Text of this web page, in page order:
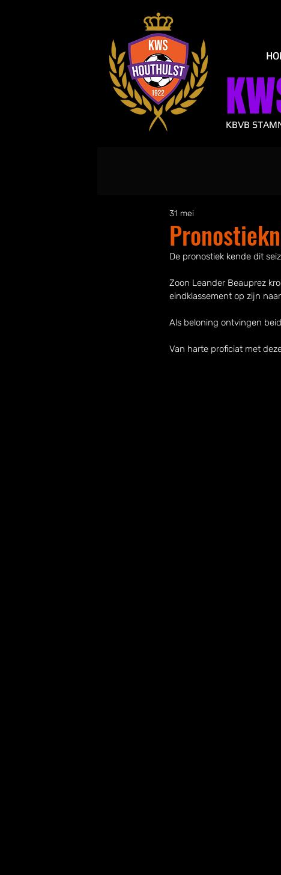
KBVB
31 mei
De pronostiek kende dit
Zoon Leander Beauprez
eindklassement op zijn
Als beloning ontvingen
Van harte proficiat met